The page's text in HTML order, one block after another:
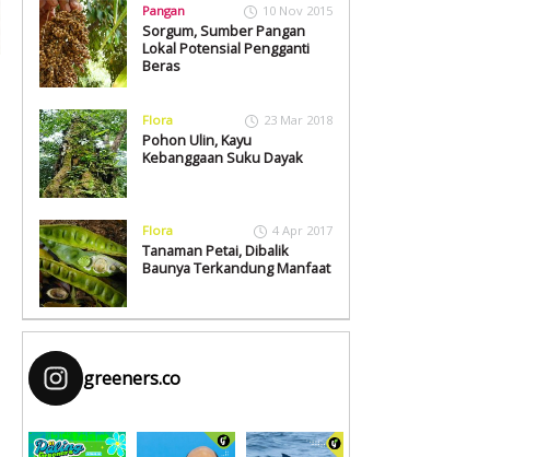
Pangan 10 Nov 2015
Sorgum, Sumber Pangan
Lokal Potensial Pengganti
Beras
Flora 23 Mar 2018
Pohon Ulin, Kayu
Kebanggaan Suku Dayak
Flora 4 Apr 2017
Tanaman Petai, Dibalik
Baunya Terkandung Manfaat
greeners.co